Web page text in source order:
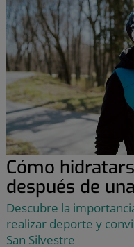
Cómo
después de
Descubre la
realizar deporte y
San Silvestre